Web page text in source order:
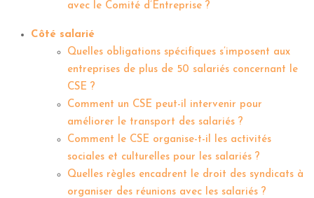
avec le Comité d’Entreprise ?
Côté salarié
Quelles obligations spécifiques s’imposent aux
entreprises de plus de 50 salariés concernant le
CSE ?
Comment un CSE peut-il intervenir pour
améliorer le transport des salariés ?
Comment le CSE organise-t-il les activités
sociales et culturelles pour les salariés ?
Quelles règles encadrent le droit des syndicats à
organiser des réunions avec les salariés ?